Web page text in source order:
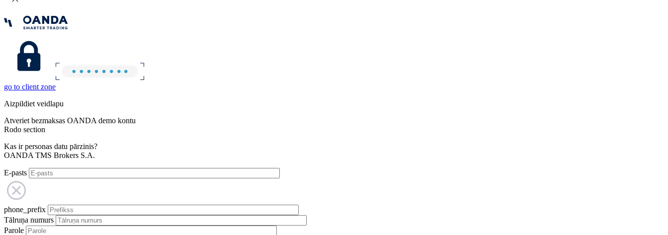
go to client zone
Aizpildiet veidlapu
Atveriet bezmaksas OANDA demo kontu
Rodo section
Kas ir personas datu pārzinis?
OANDA TMS Brokers S.A.
E-pasts
phone_prefix
Tālruņa numurs
Parole